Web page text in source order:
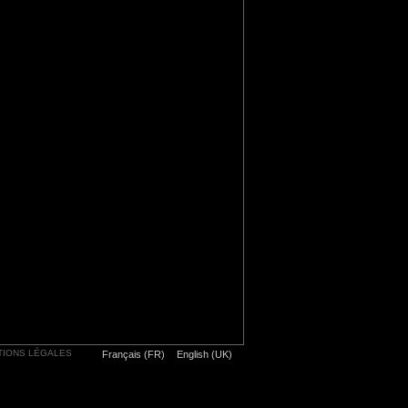
Français (FR) English (UK)
LÉGALES